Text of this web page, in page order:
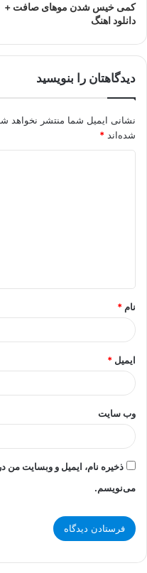
کمی خیس شدن موهای صافت +
دانلود اهنگ
دیدگاهتان را بنویسید
نشانی ایمیل شما منتشر نخواهد
شده‌اند *
*
نام *
ایمیل *
وب‌ سایت
ذخیره نام، ایمیل و وبسایت من
می‌نویسم.